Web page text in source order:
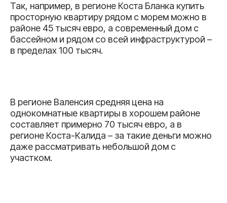
Так, например, в регионе Коста Бланка купить
просторную квартиру рядом с морем можно в
районе 45 тысяч евро, а современный дом с
бассейном и рядом со всей инфраструктурой –
в пределах 100 тысяч.
В регионе Валенсия средняя цена на
однокомнатные квартиры в хорошем районе
составляет примерно 70 тысяч евро, а в
регионе Коста-Калида – за такие деньги можно
даже рассматривать небольшой дом с
участком.